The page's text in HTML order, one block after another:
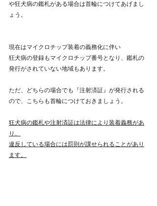
や狂犬病の鑑札がある場合は首輪につけてあげまし
ょう。
現在はマイクロチップ装着の義務化に伴い
狂犬病の登録もマイクロチップ番号となり、鑑札の
発行がされていない地域もあります。
ただ、どちらの場合でも『注射済証』が発行される
ので、こちらも首輪につけておきましょう。
狂犬病の鑑札や注射済証は法律により装着義務があ
り、
違反している場合には罰則が課せられることがあり
ます。